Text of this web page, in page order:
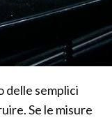
delle semplici
Se le misure